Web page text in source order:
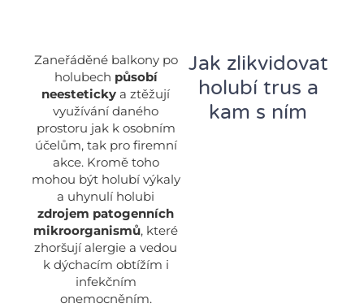
Jak zlikvidovat
holubí trus a
kam s ním
Zaneřáděné balkony po
holubech působí
neesteticky a ztěžují
využívání daného
prostoru jak k osobním
účelům, tak pro firemní
akce. Kromě toho
mohou být holubí výkaly
a uhynulí holubi
zdrojem patogenních
mikroorganismů, které
zhoršují alergie a vedou
k dýchacím obtížím i
infekčním
onemocněním.